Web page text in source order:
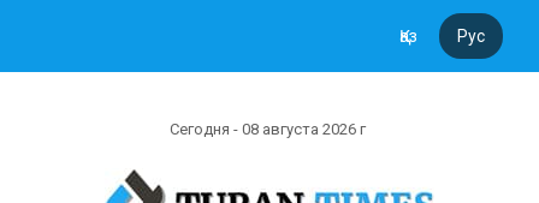
Қаз Рус
Сегодня - 08 августа 2026 г